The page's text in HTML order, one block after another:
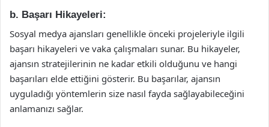
b. Başarı Hikayeleri:
Sosyal medya ajansları genellikle önceki projeleriyle ilgili
başarı hikayeleri ve vaka çalışmaları sunar. Bu hikayeler,
ajansın stratejilerinin ne kadar etkili olduğunu ve hangi
başarıları elde ettiğini gösterir. Bu başarılar, ajansın
uyguladığı yöntemlerin size nasıl fayda sağlayabileceğini
anlamanızı sağlar.